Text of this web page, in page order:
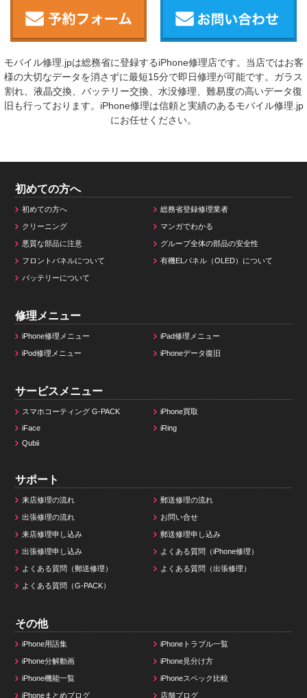
モバイル修理.jpは総務省に登録するiPhone修理店です。当店ではお客
様の大切なデータを消さずに最短15分で即日修理が可能です。ガラス
割れ、液晶交換、バッテリー交換、水没修理、難易度の高いデータ復
旧も行っております。iPhone修理は信頼と実績のあるモバイル修理.jp
にお任せください。
初めての方へ
初めての方へ 総務省登録修理業者
クリーニング マンガでわかる
悪質な部品に注意 グループ全体の部品の安全性
フロントパネルについて 有機ELパネル（OLED）について
バッテリーについて
修理メニュー
iPhone修理メニュー iPad修理メニュー
iPod修理メニュー iPhoneデータ復旧
サービスメニュー
スマホコーティング G-PACK
iPhone買取
iFace
iRing
Qubii
サポート
来店修理の流れ 郵送修理の流れ
出張修理の流れ お問い合せ
来店修理申し込み 郵送修理申し込み
出張修理申し込み よくある質問（iPhone修理）
よくある質問（郵送修理） よくある質問（出張修理）
よくある質問（G-PACK）
その他
iPhone用語集 iPhoneトラブル一覧
iPhone分解動画 iPhone見分け方
iPhone機能一覧 iPhoneスペック比較
iPhoneまとめブログ 店舗ブログ